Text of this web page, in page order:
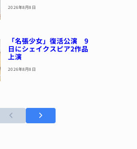
2026年8月8日
「名張少女」復活公演 9
日にシェイクスピア2作品
上演
2026年8月8日